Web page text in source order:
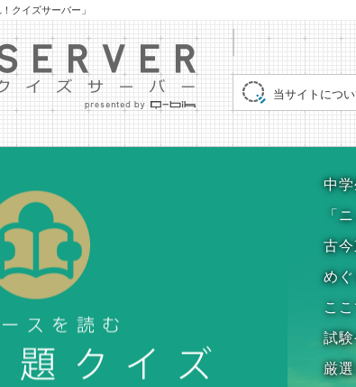
クイズサーバー」
当サイトにつ
中
「
古
め
こ
試
厳